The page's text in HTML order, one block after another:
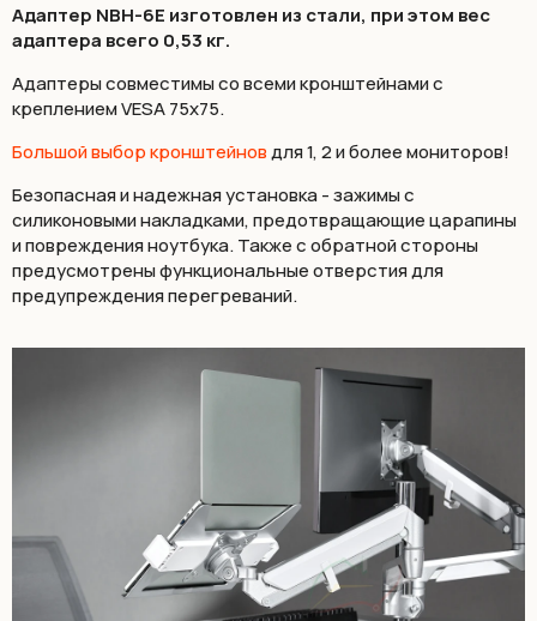
Адаптер NBH-6E изготовлен из стали, при этом вес
адаптера всего 0,53 кг.
Адаптеры совместимы со всеми кронштейнами с
креплением VESA 75х75.
Большой выбор кронштейновдля 1, 2 и более мониторов!
Безопасная и надежная установка - зажимы с
силиконовыми накладками, предотвращающие царапины
и повреждения ноутбука. Также с обратной стороны
предусмотрены функциональные отверстия для
предупреждения перегреваний.